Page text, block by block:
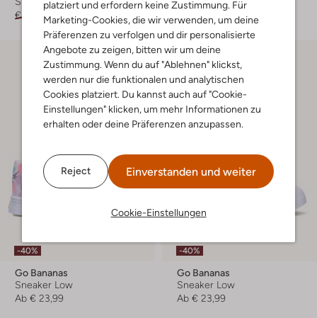
platziert und erfordern keine Zustimmung. Für
Marketing-Cookies, die wir verwenden, um deine
Präferenzen zu verfolgen und dir personalisierte
Angebote zu zeigen, bitten wir um deine
Zustimmung. Wenn du auf "Ablehnen" klickst,
werden nur die funktionalen und analytischen
Cookies platziert. Du kannst auch auf "Cookie-
Einstellungen" klicken, um mehr Informationen zu
erhalten oder deine Präferenzen anzupassen.
Reject Einverstanden und weiter
Cookie-Einstellungen
€ 59,99 € 35,99
€ 19,95
€ 9,99
-40%
Go Bananas
Sneaker Low
Ab € 23,99
-40%
Go Bananas
Sneaker Low
Ab € 23,99